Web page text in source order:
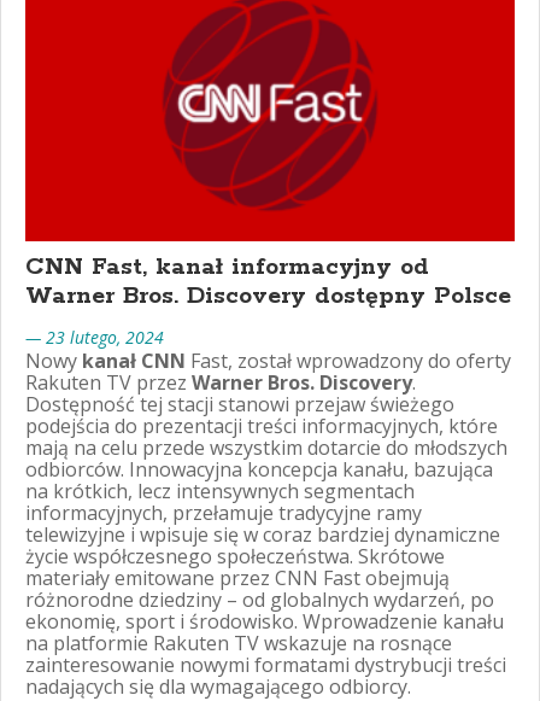
CNN Fast, kanał informacyjny od
Warner Bros. Discovery dostępny Polsce
— 23 lutego, 2024
Nowy kanał CNN Fast, został wprowadzony do oferty
Rakuten TV przez Warner Bros. Discovery.
Dostępność tej stacji stanowi przejaw świeżego
podejścia do prezentacji treści informacyjnych, które
mają na celu przede wszystkim dotarcie do młodszych
odbiorców. Innowacyjna koncepcja kanału, bazująca
na krótkich, lecz intensywnych segmentach
informacyjnych, przełamuje tradycyjne ramy
telewizyjne i wpisuje się w coraz bardziej dynamiczne
życie współczesnego społeczeństwa. Skrótowe
materiały emitowane przez CNN Fast obejmują
różnorodne dziedziny – od globalnych wydarzeń, po
ekonomię, sport i środowisko. Wprowadzenie kanału
na platformie Rakuten TV wskazuje na rosnące
zainteresowanie nowymi formatami dystrybucji treści
nadających się dla wymagającego odbiorcy.